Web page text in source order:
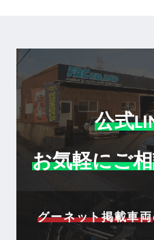
公式
お気軽にご
グーネット掲載車両